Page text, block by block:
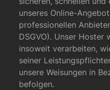
unseres Online-
professionellen
DSGVO). Unser Hoster
insoweit verarbeiten,
seiner
unsere Weisungen in
befolgen.